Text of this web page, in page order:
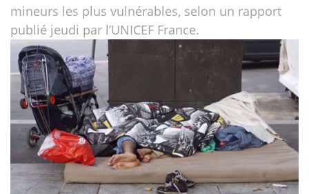
mineurs les plus vulnérables, selon un rapport
publié jeudi par l’UNICEF France.